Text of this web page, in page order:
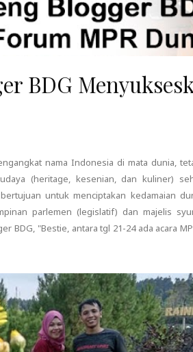
BDG
nama Indonesia di mata dunia,
(heritage, kesenian, dan kuliner)
untuk menciptakan kedamaian
parlemen (legislatif) dan majelis
BDG, "Bestie, antara tgl 21-24 ada acara